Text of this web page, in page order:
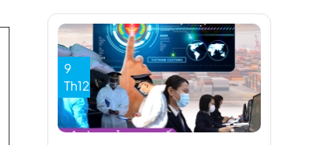
Bắc Kinh, Trung Quốc Được bảo
trợ từ Hiệp hội doanh nghiệp đầu
tư nước ngoài (VAFIE), bảo trợ
truyền thông của Tạp chí Thời đại –
Liên […]
9
Th12